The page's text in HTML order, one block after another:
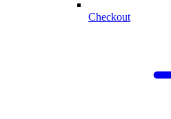
Checkout